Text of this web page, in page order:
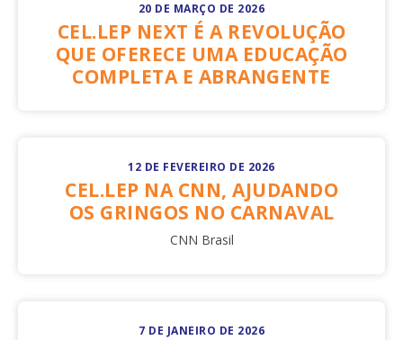
20 DE MARÇO DE 2026
CEL.LEP NEXT É A REVOLUÇÃO
QUE OFERECE UMA EDUCAÇÃO
COMPLETA E ABRANGENTE
12 DE FEVEREIRO DE 2026
CEL.LEP NA CNN, AJUDANDO
OS GRINGOS NO CARNAVAL
CNN Brasil
7 DE JANEIRO DE 2026